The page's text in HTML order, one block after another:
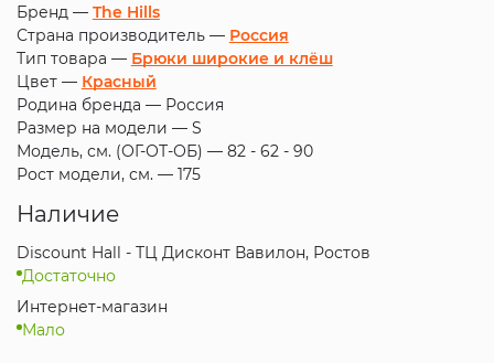
Бренд — The Hills
Страна производитель — Россия
Тип товара — Брюки широкие и клёш
Цвет — Красный
Родина бренда — Россия
Размер на модели — S
Модель, см. (ОГ-ОТ-ОБ) — 82 - 62 - 90
Рост модели, см. — 175
Наличие
Discount Hall - ТЦ Дисконт Вавилон, Ростов
Достаточно
Интернет-магазин
Мало